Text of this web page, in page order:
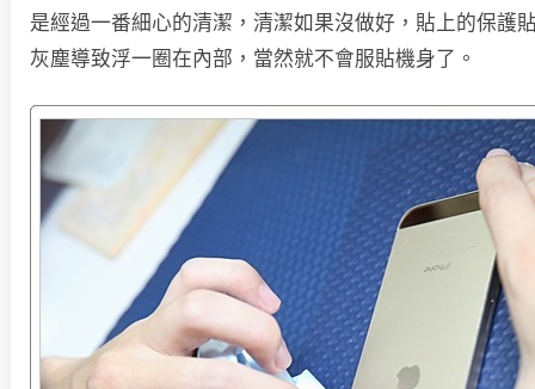
是經過一番細心的清潔，清潔如果沒做好，貼上的保護
灰塵導致浮一圈在內部，當然就不會服貼機身了。